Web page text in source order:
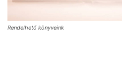
Rendelhető könyveink